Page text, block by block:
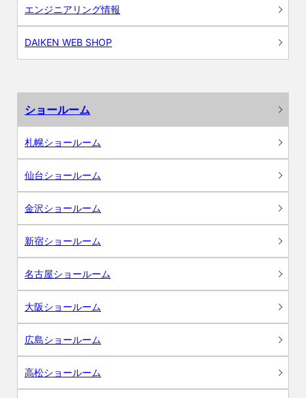
エンジニアリング情報
DAIKEN WEB SHOP
ショールーム
札幌ショールーム
仙台ショールーム
金沢ショールーム
新宿ショールーム
名古屋ショールーム
大阪ショールーム
広島ショールーム
高松ショールーム